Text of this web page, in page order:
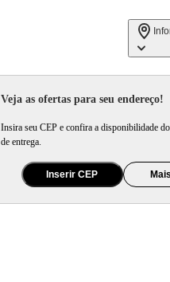
Veja as ofertas para seu endereço!
Insira seu CEP e confira a disponibilidade
de entrega.
Inserir CEP